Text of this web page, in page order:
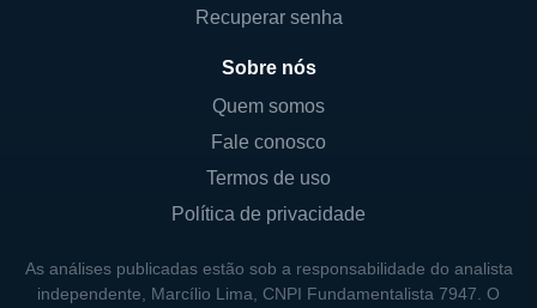
Consultórios médicos e clínicas.
Esse portfólio de ativos permite à DHC
diversificar suas fontes de receita, garantindo
que a empresa esteja nas melhores posições
comunidades locais. Com isso, DHC se torna
um player cobiçado no mercado de REITs,
particularmente em um momento em que a
Recuperar senha
Sobre nós
Quem somos
Fale conosco
Termos de uso
Política de privacidade
As análises publicadas estão sob a responsabilidade do analista
independente, Marcílio Lima, CNPI Fundamentalista 7947. O